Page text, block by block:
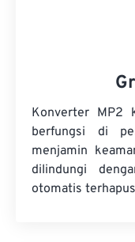
Konverter MP2
berfungsi di
menjamin
dilindungi
otomatis